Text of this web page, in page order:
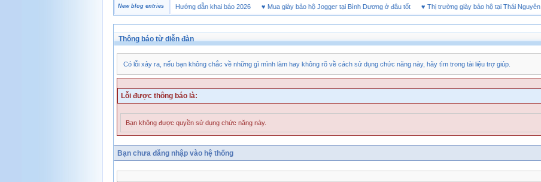
New blog entries
Tờ khai hải quan là gì? Hướng dẫn khai báo 2026♥ Mua giày bảo hộ Jogger tại Bình Dương ở đâu tốt♥ Thị trường giày bảo hộ tại Thái Nguyên♥
Thông báo từ diễn đàn
Có lỗi xảy ra, nếu bạn không chắc về những gì mình làm hay không rõ về cách sử dụng chức năng này, hãy tìm trong tài liệu trợ giúp.
Lỗi được thông báo là:
Bạn không được quyền sử dụng chức năng này.
Bạn chưa đăng nhập vào hệ thống